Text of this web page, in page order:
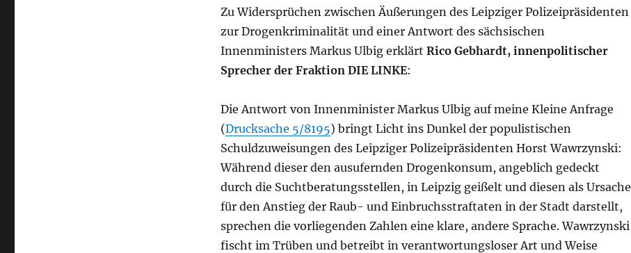
Zu Widersprüchen zwischen Äußerungen des Leipziger Polizeipräsidenten
zur Drogenkriminalität und einer Antwort des sächsischen
Innenministers Markus Ulbig erklärt Rico Gebhardt, innenpolitischer
Sprecher der Fraktion DIE LINKE:
Die Antwort von Innenminister Markus Ulbig auf meine Kleine Anfrage
(Drucksache 5/8195) bringt Licht ins Dunkel der populistischen
Schuldzuweisungen des Leipziger Polizeipräsidenten Horst Wawrzynski:
Während dieser den ausufernden Drogenkonsum, angeblich gedeckt
durch die Suchtberatungsstellen, in Leipzig geißelt und diesen als Ursache
für den Anstieg der Raub- und Einbruchsstraftaten in der Stadt darstellt,
sprechen die vorliegenden Zahlen eine klare, andere Sprache. Wawrzynski
fischt im Trüben und betreibt in verantwortungsloser Art und Weise